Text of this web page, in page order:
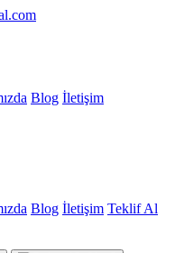
Blog İletişim
Blog İletişim Teklif Al